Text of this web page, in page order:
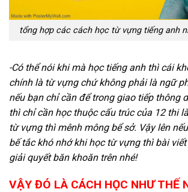
tổng hợp các cách học từ vựng tiếng anh
-Có thể nói khi mà học tiếng anh thì cái
chính là từ vựng chứ không phải là ngữ
nếu bạn chỉ cần để trong giao tiếp thông
thì chỉ cần học thuộc cấu trúc của 12 thi
từ vựng thì mênh mông bể sở. Vậy lên
bế tắc khó nhớ khi học từ vựng thì bài
giải quyết băn khoăn trên nhé!
VẬY ĐÓ LÀ CÁCH HỌC NHƯ THẾ